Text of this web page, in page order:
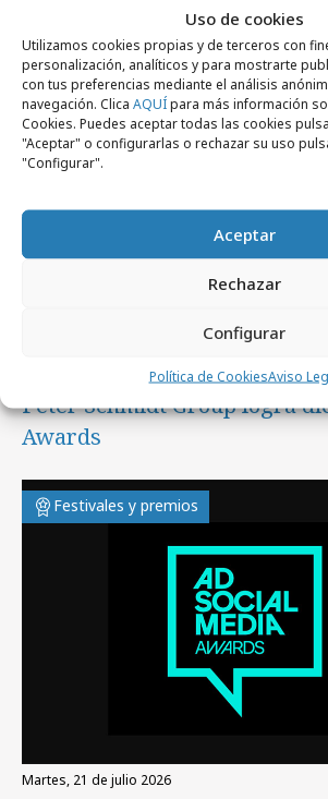
Uso de cookies
Utilizamos cookies propias y de terceros con
personalización, analíticos y para mostrarte
con tus preferencias mediante el análisis
navegación. Clica AQUÍpara más información
Cookies. Puedes aceptar todas las cookies
"Aceptar" o configurarlas o rechazar su uso
"Configurar".
Aceptar
Rechazar
Configurar
Política de CookiesAviso
Artículos
Festivales y premios
lunes, 27 de julio 2026
Peter Schmidt Group logra
Awards
Festivales y premios
martes, 21 de julio 2026